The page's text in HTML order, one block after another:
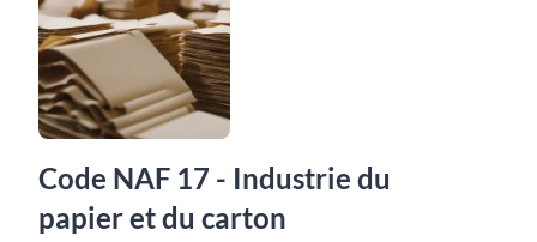
Code NAF 17 - Industrie du
papier et du carton